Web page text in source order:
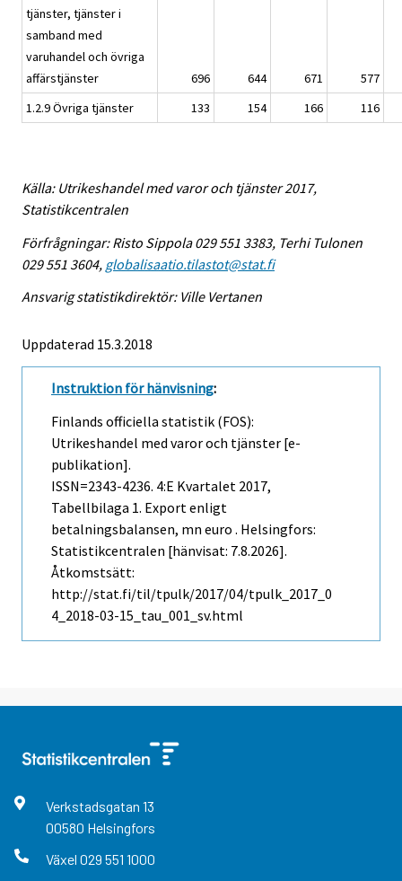
tjänster, tjänster i
samband med
varuhandel och övriga
affärstjänster
696 644 671
577
1.2.9 Övriga tjänster
133 154 166 116
Källa: Utrikeshandel med varor och tjänster 2017,
Statistikcentralen
Förfrågningar: Risto Sippola 029 551 3383, Terhi Tulonen
029 551 3604, globalisaatio.tilastot@stat.fi
Ansvarig statistikdirektör: Ville Vertanen
Uppdaterad 15.3.2018
Instruktion för hänvisning:
Finlands officiella statistik (FOS):
Utrikeshandel med varor och tjänster [e-
publikation].
ISSN=2343-4236. 4:e Kvartalet 2017,
Tabellbilaga 1. Export enligt
betalningsbalansen, mn euro . Helsingfors:
Statistikcentralen [hänvisat: 7.8.2026].
Åtkomstsätt:
http://stat.fi/til/tpulk/2017/04/tpulk_2017_0
4_2018-03-15_tau_001_sv.html
Verkstadsgatan 13
00580 Helsingfors
Växel 029 551 1000